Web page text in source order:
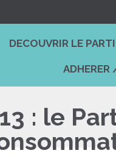
DECOUVRIR LE PARTI
: le